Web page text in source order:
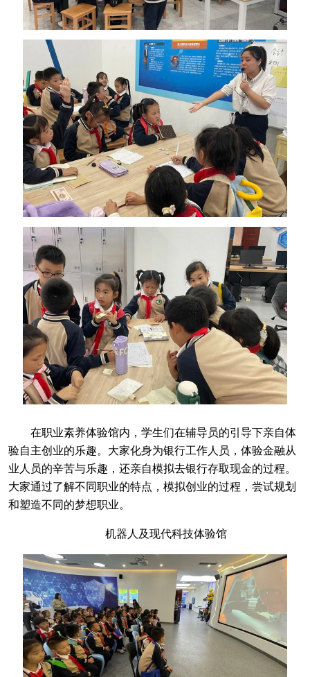
在职业素养体验馆内，学生们在辅导员的引导下亲自体
验自主创业的乐趣。大家化身为银行工作人员，体验金融从
业人员的辛苦与乐趣，还亲自模拟去银行存取现金的过程。
大家通过了解不同职业的特点，模拟创业的过程，尝试规划
和塑造不同的梦想职业。
机器人及现代科技体验馆